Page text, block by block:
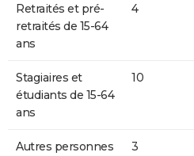
Retraités et pré-
retraités de 15-64
ans
4
Stagiaires et
étudiants de 15-64
ans
10
Autres personnes
3